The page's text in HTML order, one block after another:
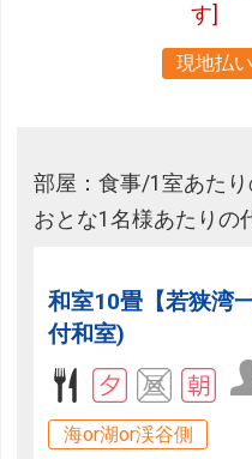
す]
現地払い
部屋：食事/1室あたり
おとな1名様あたりの
和室10畳【若狭湾
付和室)
海or湖or渓谷側